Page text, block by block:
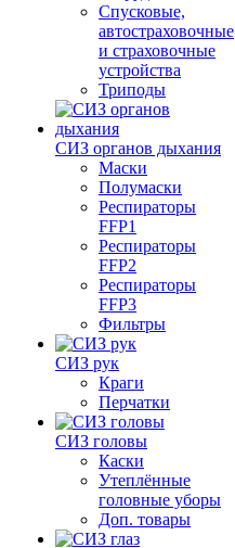
Спусковые,
автостраховочные
и страховочные
устройства
Триподы
СИЗ органов дыхания
Маски
Полумаски
Респираторы
FFP1
Респираторы
FFP2
Респираторы
FFP3
Фильтры
СИЗ рук
Краги
Перчатки
СИЗ головы
Каски
Утеплённые
головные уборы
Доп. товары